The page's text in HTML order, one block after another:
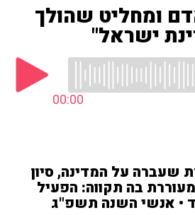
ומחליט שהולך
ישראל"
00:00
שעברה על המדינה, סיון
בה תקווה: הפעיל
• אנשי השנה תשפ"ג